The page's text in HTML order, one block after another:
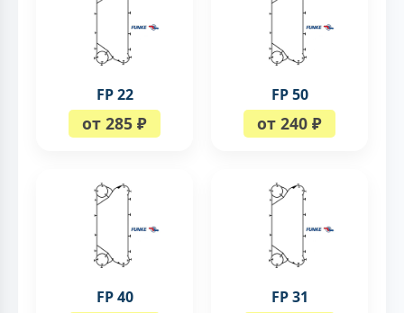
FP 22
от 285 ₽
FP 50
от 240 ₽
FP 40 FP 31